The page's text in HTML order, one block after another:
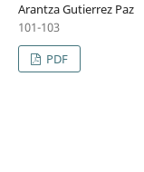
Arantza Gutierrez Paz
101-103
PDF